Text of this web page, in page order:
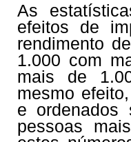
As
efeitos de
rendimento
1.000 com
mais de
mesmo
e ordenados
pessoas